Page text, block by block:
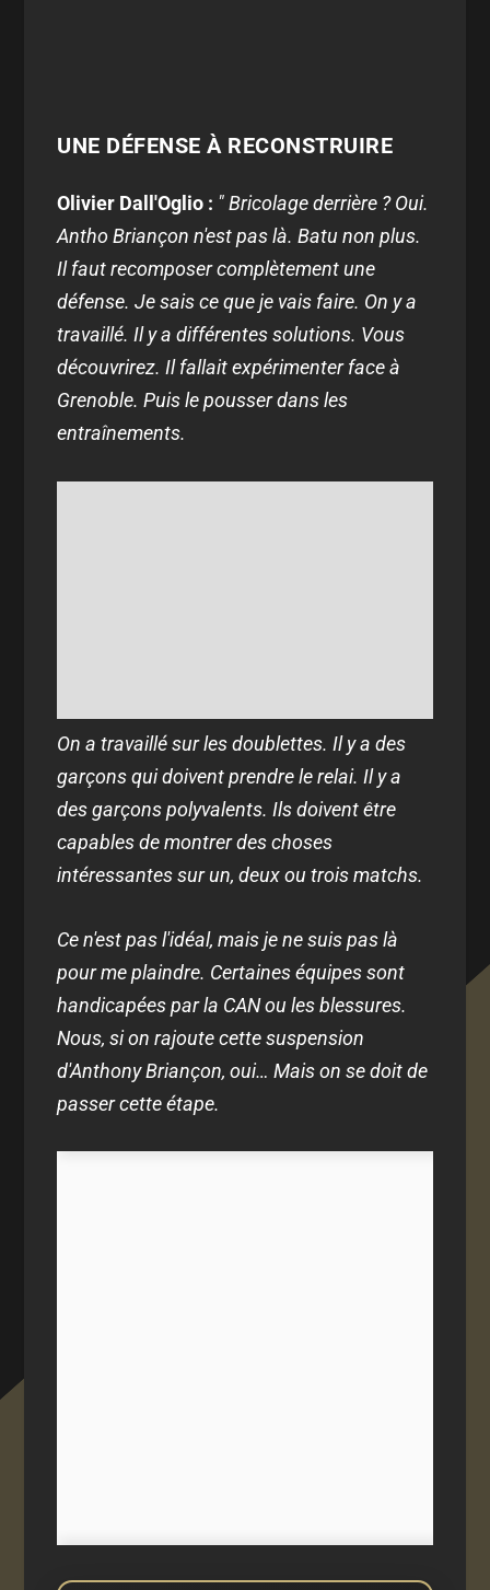
UNE DÉFENSE À RECONSTRUIRE
Olivier Dall'Oglio : " Bricolage derrière ? Oui.
Antho Briançon n'est pas là. Batu non plus.
Il faut recomposer complètement une
défense. Je sais ce que je vais faire. On y a
travaillé. Il y a différentes solutions. Vous
découvrirez. Il fallait expérimenter face à
Grenoble. Puis le pousser dans les
entraînements.
On a travaillé sur les doublettes. Il y a des
garçons qui doivent prendre le relai. Il y a
des garçons polyvalents. Ils doivent être
capables de montrer des choses
intéressantes sur un, deux ou trois matchs.
Ce n'est pas l'idéal, mais je ne suis pas là
pour me plaindre. Certaines équipes sont
handicapées par la CAN ou les blessures.
Nous, si on rajoute cette suspension
d'Anthony Briançon, oui… Mais on se doit de
passer cette étape.